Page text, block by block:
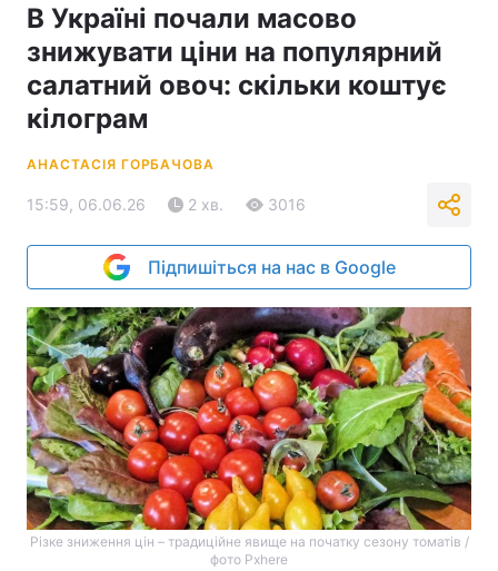
В Україні почали масово
знижувати ціни на популярний
салатний овоч: скільки коштує
кілограм
АНАСТАСІЯ ГОРБАЧОВА
15:59, 06.06.26 2 хв. 3016
Підпишіться на нас в Google
Різке зниження цін – традиційне явище на початку сезону томатів /
фото Pxhere